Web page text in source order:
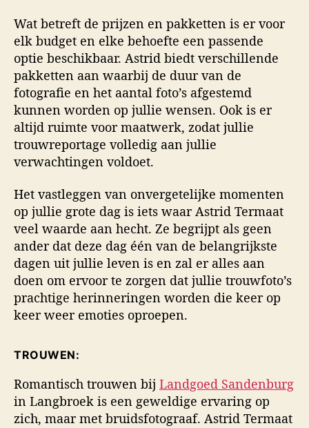
Wat betreft de prijzen en pakketten is er voor
elk budget en elke behoefte een passende
optie beschikbaar. Astrid biedt verschillende
pakketten aan waarbij de duur van de
fotografie en het aantal foto’s afgestemd
kunnen worden op jullie wensen. Ook is er
altijd ruimte voor maatwerk, zodat jullie
trouwreportage volledig aan jullie
verwachtingen voldoet.
Het vastleggen van onvergetelijke momenten
op jullie grote dag is iets waar Astrid Termaat
veel waarde aan hecht. Ze begrijpt als geen
ander dat deze dag één van de belangrijkste
dagen uit jullie leven is en zal er alles aan
doen om ervoor te zorgen dat jullie trouwfoto’s
prachtige herinneringen worden die keer op
keer weer emoties oproepen.
TROUWEN:
Romantisch trouwen bij Landgoed Sandenburg
in Langbroek is een geweldige ervaring op
zich, maar met bruidsfotograaf. Astrid Termaat